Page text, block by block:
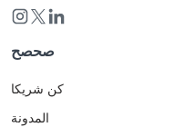
صحصح
كن شريكا
المدونة